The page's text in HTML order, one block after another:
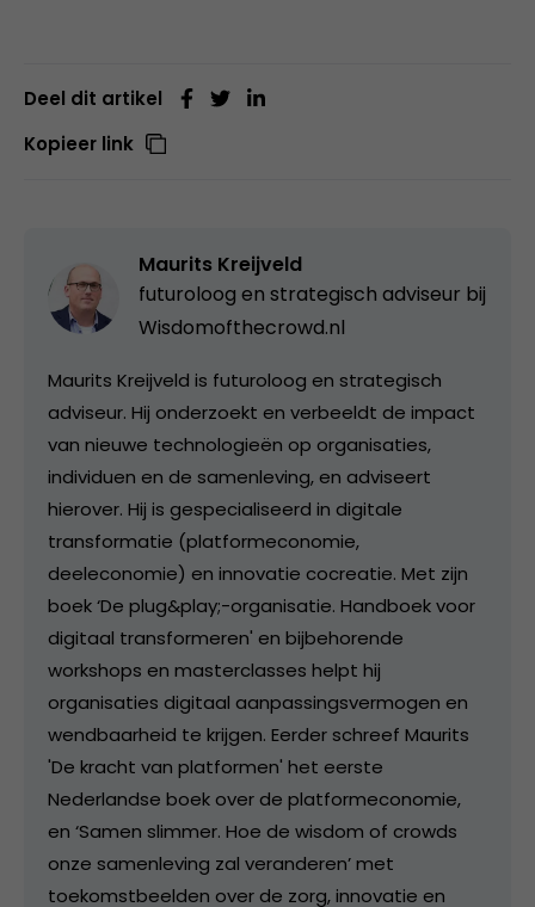
Deel dit artikel
Kopieer link
Maurits Kreijveld
futuroloog en strategisch adviseur bij
Wisdomofthecrowd.nl
Maurits Kreijveld is futuroloog en strategisch
adviseur. Hij onderzoekt en verbeeldt de impact
van nieuwe technologieën op organisaties,
individuen en de samenleving, en adviseert
hierover. Hij is gespecialiseerd in digitale
transformatie (platformeconomie,
deeleconomie) en innovatie cocreatie. Met zijn
boek ‘De plug&play;-organisatie. Handboek voor
digitaal transformeren' en bijbehorende
workshops en masterclasses helpt hij
organisaties digitaal aanpassingsvermogen en
wendbaarheid te krijgen. Eerder schreef Maurits
'De kracht van platformen' het eerste
Nederlandse boek over de platformeconomie,
en ‘Samen slimmer. Hoe de wisdom of crowds
onze samenleving zal veranderen’ met
toekomstbeelden over de zorg, innovatie en